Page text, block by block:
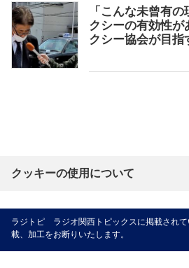
「こんな未曾有
クシーの有効性
クシー協会が目指
クッキーの使用について
ラジトピ ラジオ関西トピックスに掲載され
載、加工をお断りいたします。